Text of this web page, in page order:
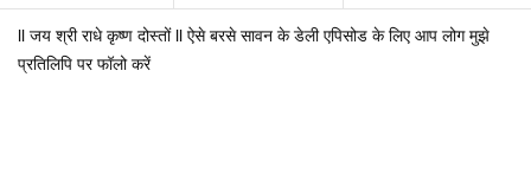
ll जय श्री राधे कृष्‍ण दोस्तों ll ऐसे बरसे सावन के डेली एपिसोड के लिए आप लोग मुझे
प्रतिलिपि पर फॉलो करें